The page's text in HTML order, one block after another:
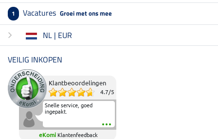
1 Vacatures Groei met ons mee
NL | EUR
VEILIG INKOPEN
Klantbeoordelingen
4.7/5
Snelle service, goed
ingepakt.
eKomi Klantenfeedback